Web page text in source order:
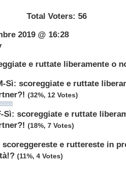
Total Voters: 56
2019 @ 16:28
e ruttate liberamente o
Sì: scoreggiate e ruttate
(32%, 12 Votes)
Sì: scoreggiate e ruttate
(18%, 7 Votes)
e ruttereste in
(11%, 4 Votes)